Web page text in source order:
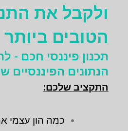
ולקבל את
הטובים ביותר
תכנון פיננסי חכם -
הנתונים הפיננסיים
התקציב שלכם:
כמה הון עצמי